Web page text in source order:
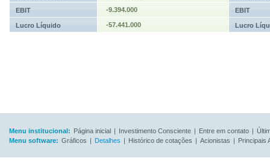
EBIT -9.394.000 EBIT
Lucro Líquido -57.441.000 Lucro
Menu institucional: Página inicial | Investimento Consciente | Entre em contato |
Menu software: Gráficos | Detalhes | Histórico de cotações | Acionistas | Principais